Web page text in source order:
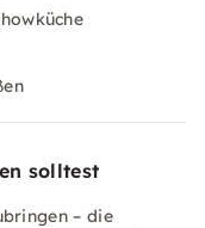
solltest
– die